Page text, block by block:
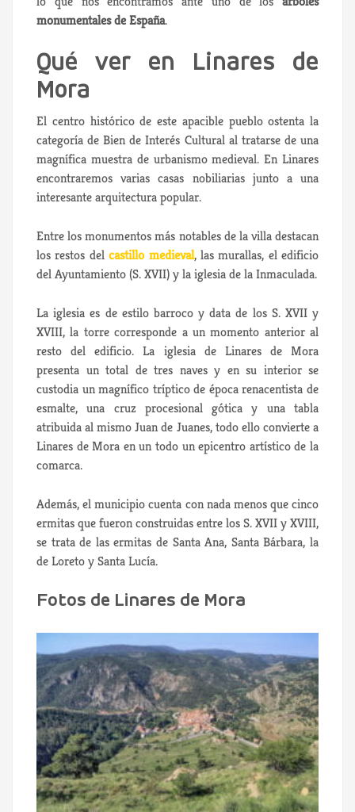
monumentales de España.
Qué ver en Linares de
Mora
El centro histórico de este apacible pueblo ostenta la
categoría de Bien de Interés Cultural al tratarse de una
magnífica muestra de urbanismo medieval. En Linares
encontraremos varias casas nobiliarias junto a una
interesante arquitectura popular.
Entre los monumentos más notables de la villa destacan
los restos delcastillo medieval, las murallas, el edificio
del Ayuntamiento (S. XVII) y la iglesia de la Inmaculada.
La iglesia es de estilo barroco y data de los S. XVII y
XVIII, la torre corresponde a un momento anterior al
resto del edificio. La iglesia de Linares de Mora
presenta un total de tres naves y en su interior se
custodia un magnífico tríptico de época renacentista de
esmalte, una cruz procesional gótica y una tabla
atribuida al mismo Juan de Juanes, todo ello convierte a
Linares de Mora en un todo un epicentro artístico de la
comarca.
Además, el municipio cuenta con nada menos que cinco
ermitas que fueron construidas entre los S. XVII y XVIII,
se trata de las ermitas de Santa Ana, Santa Bárbara, la
de Loreto y Santa Lucía.
Fotos de Linares de Mora